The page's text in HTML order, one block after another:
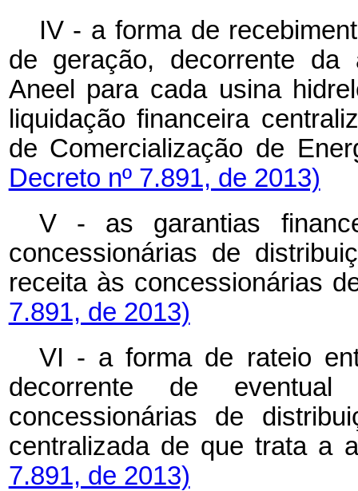
IV - a forma de
de geração, decorrente da
Aneel para cada usina
liquidação financeira
de Comercialização de
Decreto nº 7.891, de 2013)
V - as garantias
concessionárias de
receita às concessionárias
7.891, de 2013)
VI - a forma de rateio
decorrente de
concessionárias de
centralizada de que trata a
7.891, de 2013)